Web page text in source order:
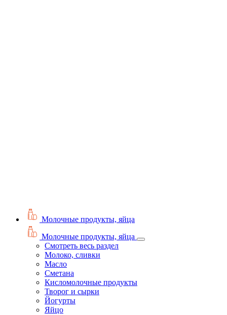
Молочные продукты, яйца
Молочные продукты, яйца
Смотреть весь раздел
Молоко, сливки
Масло
Сметана
Кисломолочные продукты
Творог и сырки
Йогурты
Яйцо